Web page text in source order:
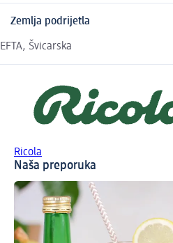
Zemlja podrijetla
EFTA, Švicarska
Ricola
Naša preporuka